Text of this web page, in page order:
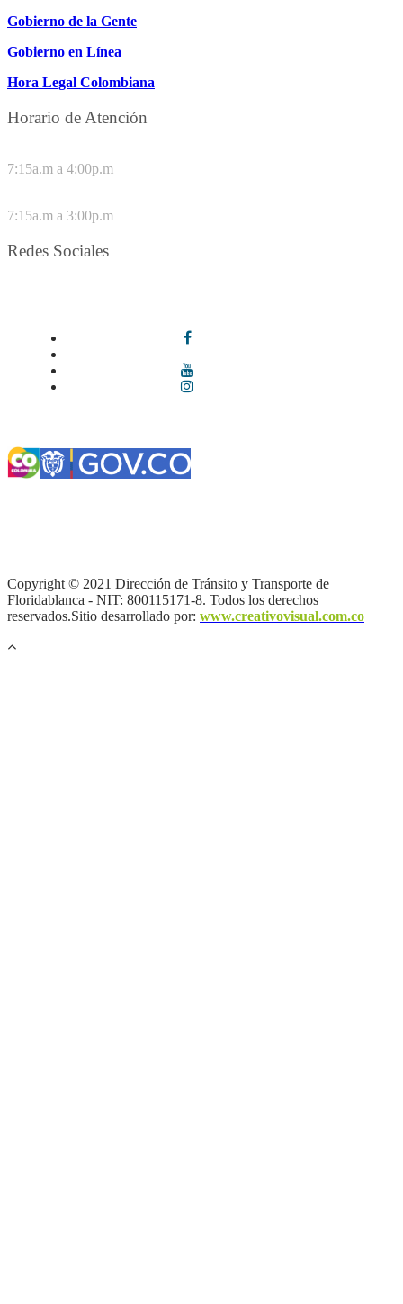
Gobierno de la Gente
Gobierno en Línea
Hora Legal Colombiana
Horario de Atención
7:15a.m a 4:00p.m
7:15a.m a 3:00p.m
Redes Sociales
Copyright © 2021 Dirección de Tránsito y Transporte de
Floridablanca - NIT: 800115171-8. Todos los derechos
reservados.Sitio desarrollado por: www.creativovisual.com.co